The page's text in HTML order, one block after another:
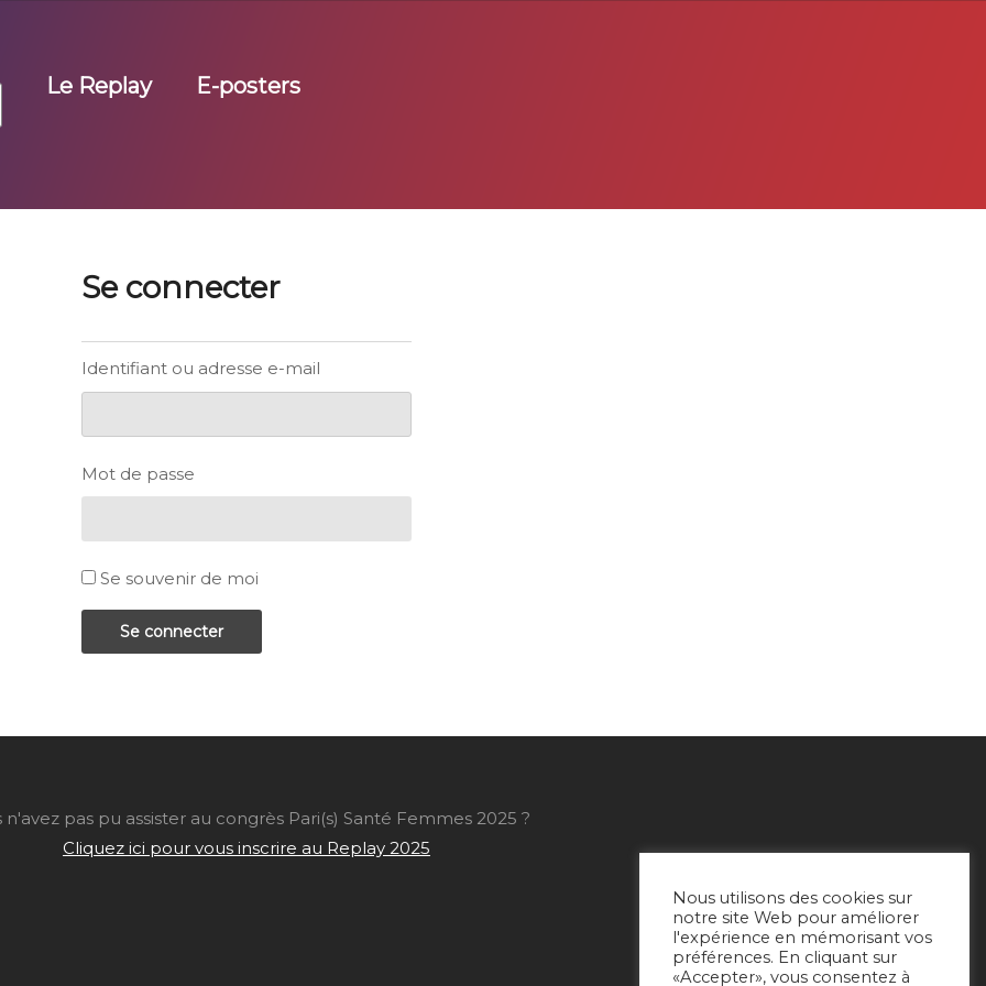
Le Replay E-posters
Se connecter
Identifiant ou adresse e-mail
Mot de passe
Se souvenir de moi
Se connecter
n'avez pas pu assister au congrès Pari(s) Santé Femmes 2025 ?
Cliquez ici pour vous inscrire au Replay 2025
Nous utilisons des cookies sur
notre site Web pour améliorer
l'expérience en mémorisant vos
préférences. En cliquant sur
«Accepter», vous consentez à